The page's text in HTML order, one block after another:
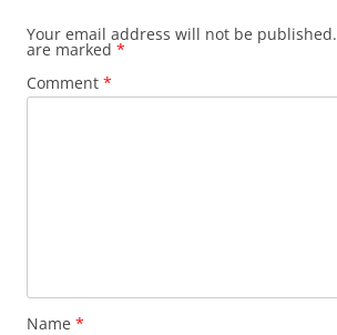
Your email address will not be published.
are marked *
Comment *
Name *